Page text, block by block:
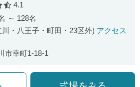
口コミ評価
4.1
～ 128名
川・八王子・町田・23区外) アクセス
市幸町1-18-1